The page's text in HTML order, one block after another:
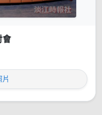
會
片